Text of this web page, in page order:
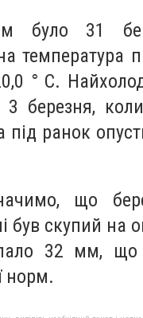
було 31
температура
° С.
3 березня,
під ранок
що
був скупий на
32 мм, що
норм.